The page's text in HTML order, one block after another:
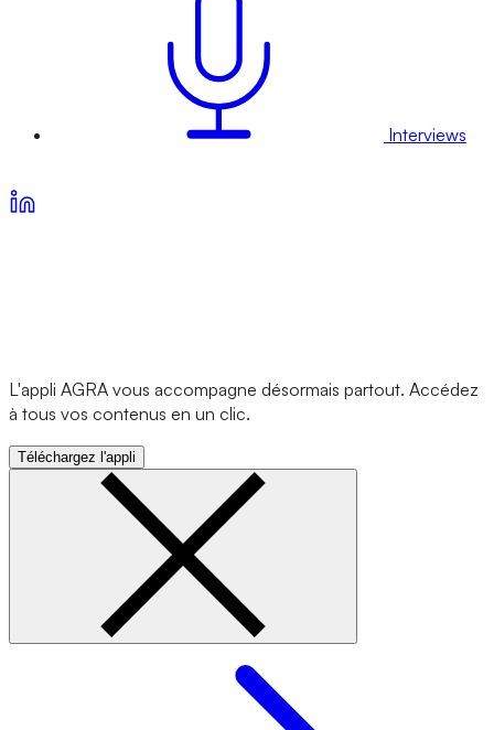
Interviews
L'appli AGRA vous accompagne désormais partout. Accédez
à tous vos contenus en un clic.
Téléchargez l'appli